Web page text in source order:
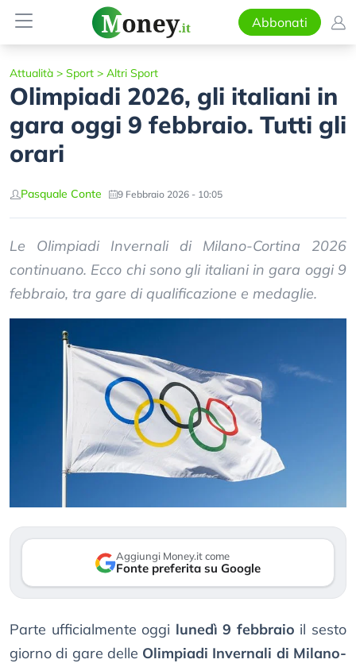
Abbonati
Attualità > Sport > Altri Sport
Olimpiadi 2026, gli italiani in
gara oggi 9 febbraio. Tutti gli
orari
Pasquale Conte 9 Febbraio 2026 - 10:05
Le Olimpiadi Invernali di Milano-Cortina 2026
continuano. Ecco chi sono gli italiani in gara oggi 9
febbraio, tra gare di qualificazione e medaglie.
Aggiungi Money.it come
Fonte preferita su Google
Parte ufficialmente oggi lunedì 9 febbraio il sesto
giorno di gare delle Olimpiadi Invernali di Milano-